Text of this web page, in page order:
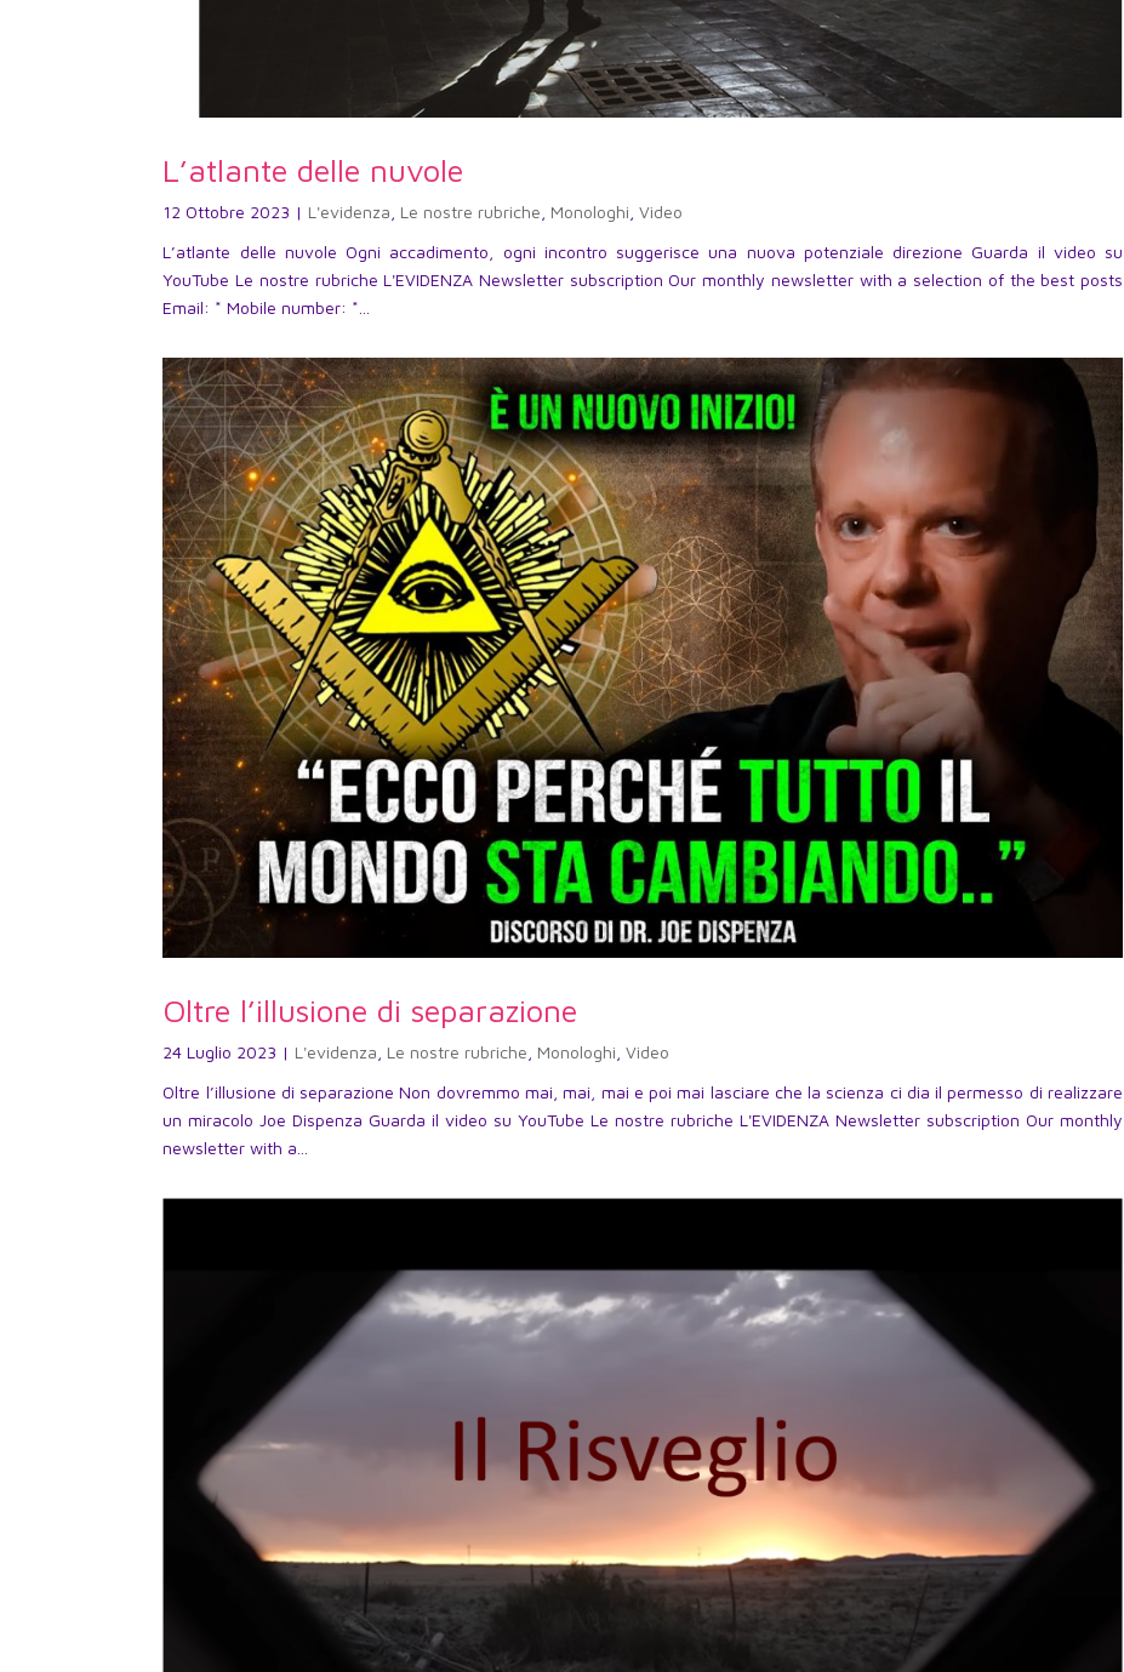
L’atlante delle nuvole
12 Ottobre 2023 | L'evidenza Le nostre rubriche Monologhi ,Video
L’atlante delle nuvole Ogni accadimento, ogni incontro suggerisce una nuova potenziale direzione Guarda il video su
YouTube Le nostre rubriche L'EVIDENZA Newsletter subscription Our monthly newsletter with a selection of the best posts
Email: * Mobile number: *...
Oltre l’illusione di separazione
24 Luglio 2023 | L'evidenza Le nostre rubriche Monologhi ,Video
Oltre l’illusione di separazione Non dovremmo mai, mai, mai e poi mai lasciare che la scienza ci dia il permesso di realizzare
un miracolo Joe Dispenza Guarda il video su YouTube Le nostre rubriche L'EVIDENZA Newsletter subscription Our monthly
newsletter with a...